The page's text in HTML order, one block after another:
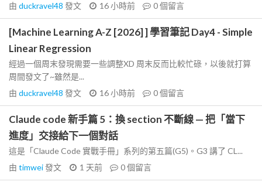
由 duckravel48 發文 16 小時前 0個留言
[Machine Learning A-Z [2026] ] 學習筆記 Day4 - Simple
Linear Regression
經過一個周末發現需要一些調整XD 周末反而比較忙碌，以後就打算
周間發文了~雖然是...
由 duckravel48 發文 16 小時前 0個留言
Claude code 新手篇 5：換 section 不斷線 — 把「當下
進度」交接給下一個對話
這是「Claude Code 實戰手冊」系列的第五篇(G5)。G3 講了 CL...
由 timwei發文 1 天前 0個留言